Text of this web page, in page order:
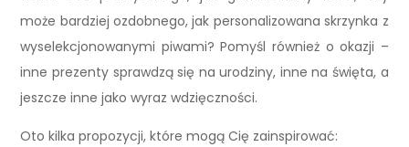
może bardziej ozdobnego, jak personalizowana skrzynka z
wyselekcjonowanymi piwami? Pomyśl również o okazji –
inne prezenty sprawdzą się na urodziny, inne na święta, a
jeszcze inne jako wyraz wdzięczności.
Oto kilka propozycji, które mogą Cię zainspirować: